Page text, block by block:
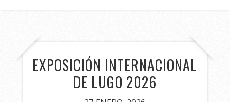
EXPOSICIÓN INTERNACIONAL
DE LUGO 2026